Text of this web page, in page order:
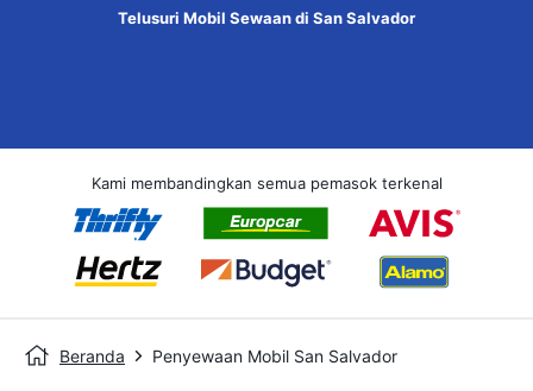
Telusuri Mobil Sewaan di San Salvador
Kami membandingkan semua pemasok terkenal
Beranda Penyewaan Mobil San Salvador